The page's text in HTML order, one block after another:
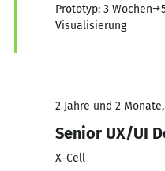
Prototyp: 3
Visualisierung
2 Jahre und 2
Senior UX/UI
X-Cell